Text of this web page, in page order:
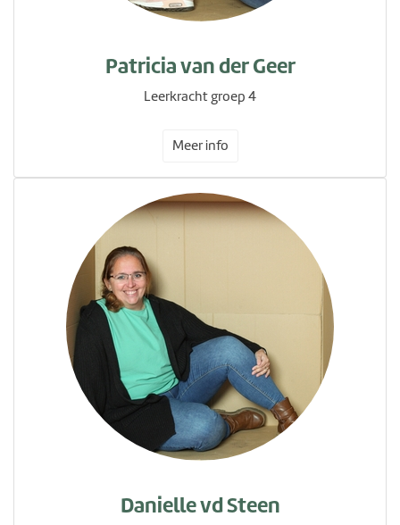
Patricia van der Geer
Leerkracht groep 4
Meer info
Danielle vd Steen